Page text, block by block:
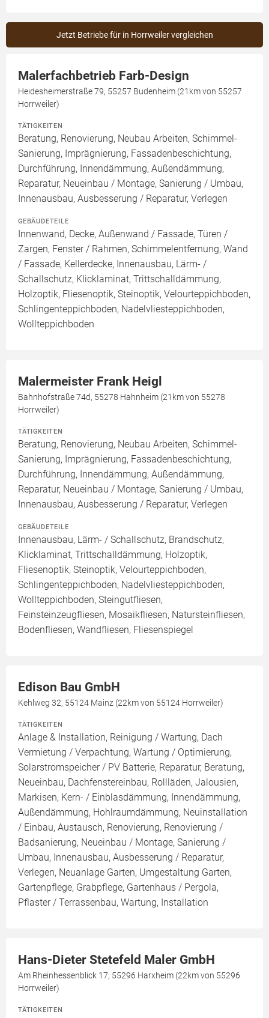
Jetzt Betriebe für in Horrweiler vergleichen
Malerfachbetrieb Farb-Design
Heidesheimerstraße 79, 55257 Budenheim (21km von 55257
Horrweiler)
TÄTIGKEITEN
Beratung, Renovierung, Neubau Arbeiten, Schimmel-
Sanierung, Imprägnierung, Fassadenbeschichtung,
Durchführung, Innendämmung, Außendämmung,
Reparatur, Neueinbau / Montage, Sanierung / Umbau,
Innenausbau, Ausbesserung / Reparatur, Verlegen
GEBÄUDETEILE
Innenwand, Decke, Außenwand / Fassade, Türen /
Zargen, Fenster / Rahmen, Schimmelentfernung, Wand
/ Fassade, Kellerdecke, Innenausbau, Lärm- /
Schallschutz, Klicklaminat, Trittschalldämmung,
Holzoptik, Fliesenoptik, Steinoptik, Velourteppichboden,
Schlingenteppichboden, Nadelvliesteppichboden,
Wollteppichboden
Malermeister Frank Heigl
Bahnhofstraße 74d, 55278 Hahnheim (21km von 55278
Horrweiler)
TÄTIGKEITEN
Beratung, Renovierung, Neubau Arbeiten, Schimmel-
Sanierung, Imprägnierung, Fassadenbeschichtung,
Durchführung, Innendämmung, Außendämmung,
Reparatur, Neueinbau / Montage, Sanierung / Umbau,
Innenausbau, Ausbesserung / Reparatur, Verlegen
GEBÄUDETEILE
Innenausbau, Lärm- / Schallschutz, Brandschutz,
Klicklaminat, Trittschalldämmung, Holzoptik,
Fliesenoptik, Steinoptik, Velourteppichboden,
Schlingenteppichboden, Nadelvliesteppichboden,
Wollteppichboden, Steingutfliesen,
Feinsteinzeugfliesen, Mosaikfliesen, Natursteinfliesen,
Bodenfliesen, Wandfliesen, Fliesenspiegel
Edison Bau GmbH
Kehlweg 32, 55124 Mainz (22km von 55124 Horrweiler)
TÄTIGKEITEN
Anlage & Installation, Reinigung / Wartung, Dach
Vermietung / Verpachtung, Wartung / Optimierung,
Solarstromspeicher / PV Batterie, Reparatur, Beratung,
Neueinbau, Dachfenstereinbau, Rollläden, Jalousien,
Markisen, Kern- / Einblasdämmung, Innendämmung,
Außendämmung, Hohlraumdämmung, Neuinstallation
/ Einbau, Austausch, Renovierung, Renovierung /
Badsanierung, Neueinbau / Montage, Sanierung /
Umbau, Innenausbau, Ausbesserung / Reparatur,
Verlegen, Neuanlage Garten, Umgestaltung Garten,
Gartenpflege, Grabpflege, Gartenhaus / Pergola,
Pflaster / Terrassenbau, Wartung, Installation
Hans-Dieter Stetefeld Maler GmbH
Am Rheinhessenblick 17, 55296 Harxheim (22km von 55296
Horrweiler)
TÄTIGKEITEN